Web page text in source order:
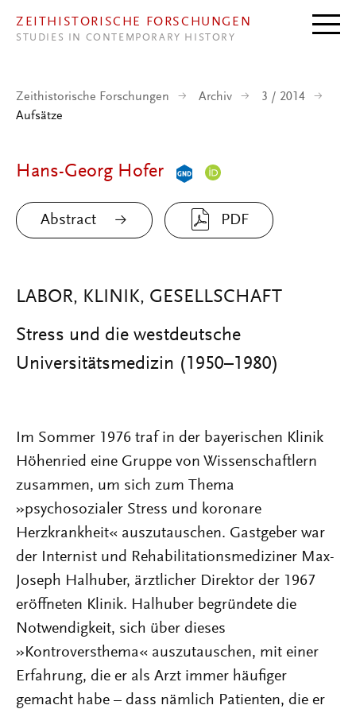
ZEITHISTORISCHE FORSCHUNGEN
STUDIES IN CONTEMPORARY HISTORY
Zeithistorische Forschungen Archiv
3 / 2014
Aufsätze
Hans-Georg Hofer
Abstract PDF
LABOR, KLINIK, GESELLSCHAFT
Stress und die westdeutsche
Universitätsmedizin (1950–1980)
Im Sommer 1976 traf in der bayerischen Klinik
Höhenried eine Gruppe von Wissenschaftlern
zusammen, um sich zum Thema
»psychosozialer Stress und koronare
Herzkrankheit« auszutauschen. Gastgeber war
der Internist und Rehabilitationsmediziner Max-
Joseph Halhuber, ärztlicher Direktor der 1967
eröffneten Klinik. Halhuber begründete die
Notwendigkeit, sich über dieses
»Kontroversthema« auszutauschen, mit einer
Erfahrung, die er als Arzt immer häufiger
gemacht habe – dass nämlich Patienten, die er